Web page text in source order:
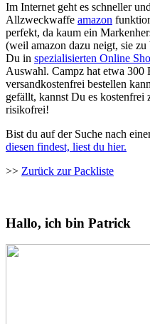
Im Internet geht es schneller
Allzweckwaffe amazon
perfekt, da kaum ein
(weil amazon dazu neigt, sie
Du in spezialisierten Online
Auswahl. Campz hat etwa 300
versandkostenfrei bestellen
gefällt, kannst Du es kostenfrei
risikofrei!
Bist du auf der Suche nach
diesen findest, liest du hier.
>> Zurück zur Packliste
Hallo, ich bin Patrick